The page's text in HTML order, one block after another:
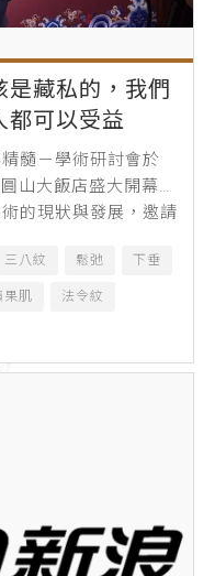
藏私的，我們
都可以受益
髓－學術研討會於
山大飯店盛大開幕。
的現狀與發展，邀請
三八紋 鬆弛 下垂
果肌 法令紋